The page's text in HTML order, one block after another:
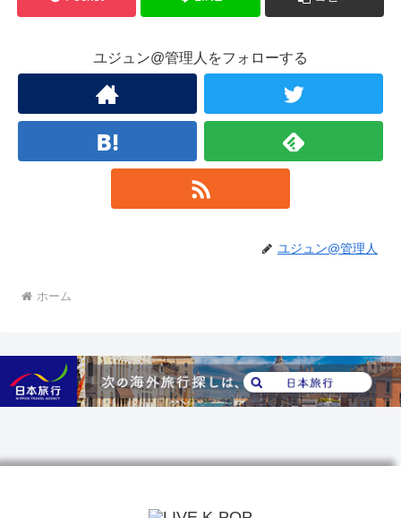
ユジュン@管理人をフォローする
ユジュン@管理人
ホーム